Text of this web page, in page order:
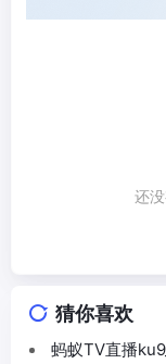
还
猜你喜欢
蚂蚁TV直播